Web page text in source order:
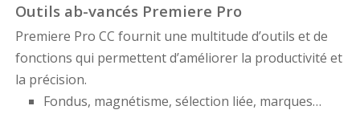
Outils ab-vancés Premiere Pro
Premiere Pro CC fournit une multitude d’outils et de
fonctions qui permettent d’améliorer la productivité et
la précision.
Fondus, magnétisme, sélection liée, marques…